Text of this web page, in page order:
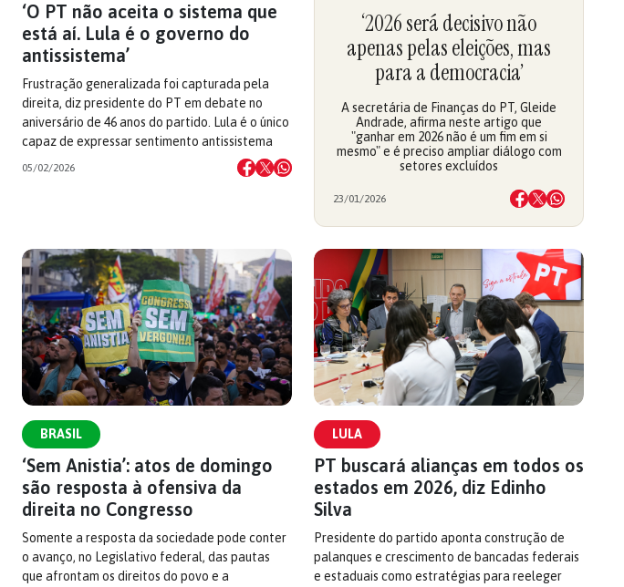
‘O PT não aceita o sistema que
está aí. Lula é o governo do
antissistema’
Frustração generalizada foi capturada pela
direita, diz presidente do PT em debate no
aniversário de 46 anos do partido. Lula é o único
capaz de expressar sentimento antissistema
05/02/2026
‘2026 será decisivo não
apenas pelas eleições, mas
para a democracia’
A secretária de Finanças do PT, Gleide
Andrade, afirma neste artigo que
"ganhar em 2026 não é um fim em si
mesmo" e é preciso ampliar diálogo com
setores excluídos
23/01/2026
BRASIL
‘Sem Anistia’: atos de domingo
são resposta à ofensiva da
direita no Congresso
Somente a resposta da sociedade pode conter
o avanço, no Legislativo federal, das pautas
que afrontam os direitos do povo e a
LULA
PT buscará alianças em todos os
estados em 2026, diz Edinho
Silva
Presidente do partido aponta construção de
palanques e crescimento de bancadas federais
e estaduais como estratégias para reeleger